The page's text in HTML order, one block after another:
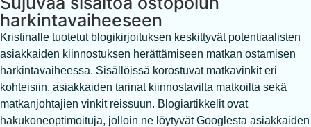
harkintavaiheeseen
Kristinalle tuotetut blogikirjoituksen keskittyvät potentiaalisten
asiakkaiden kiinnostuksen herättämiseen matkan ostamisen
harkintavaiheessa. Sisällöissä korostuvat matkavinkit eri
kohteisiin, asiakkaiden tarinat kiinnostavilta matkoilta sekä
matkanjohtajien vinkit reissuun. Blogiartikkelit ovat
hakukoneoptimoituja, jolloin ne löytyvät Googlesta asiakkaiden